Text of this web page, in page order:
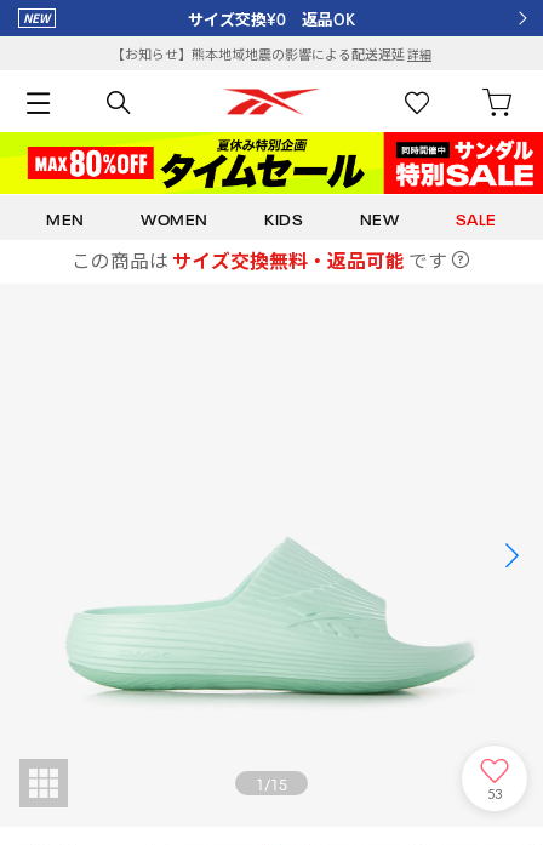
サイズ交換¥0 返品OK
【お知らせ】熊本地域地震の影響による配送遅延詳細
MEN WOMEN KIDS NEW SALE
この商品は サイズ交換無料・返品可能 です
1/15 53